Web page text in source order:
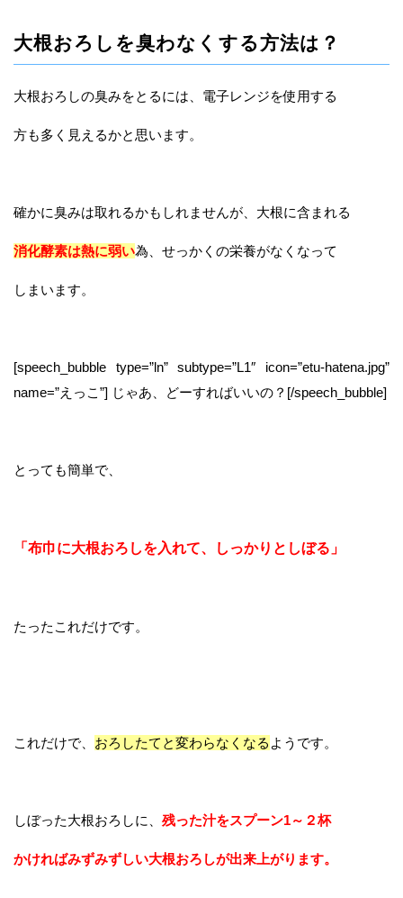
大根おろしを臭わなくする方法は？
大根おろしの臭みをとるには、電子レンジを使用する
方も多く見えるかと思います。
確かに臭みは取れるかもしれませんが、大根に含まれる
消化酵素は熱に弱い為、せっかくの栄養がなくなって
しまいます。
[speech_bubble type=”ln” subtype=”L1″ icon=”etu-hatena.jpg”
name=”えっこ”] じゃあ、どーすればいいの？[/speech_bubble]
とっても簡単で、
「布巾に大根おろしを入れて、しっかりとしぼる」
たったこれだけです。
これだけで、 おろしたてと変わらなくなる ようです。
しぼった大根おろしに、 残った汁をスプーン1～２杯
かければみずみずしい大根おろしが出来上がります。